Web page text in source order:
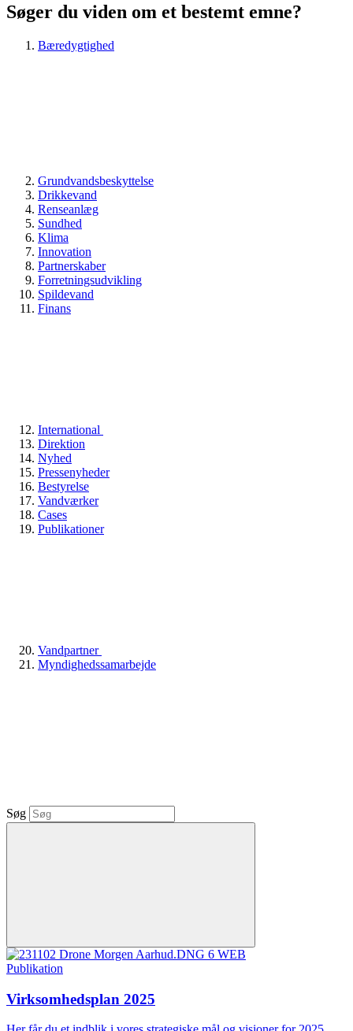
Søger du viden om et bestemt emne?
Bæredygtighed
Grundvandsbeskyttelse
Drikkevand
Renseanlæg
Sundhed
Klima
Innovation
Partnerskaber
Forretningsudvikling
Spildevand
Finans
International
Direktion
Nyhed
Pressenyheder
Bestyrelse
Vandværker
Cases
Publikationer
Vandpartner
Myndighedssamarbejde
Søg
Publikation
Virksomhedsplan 2025